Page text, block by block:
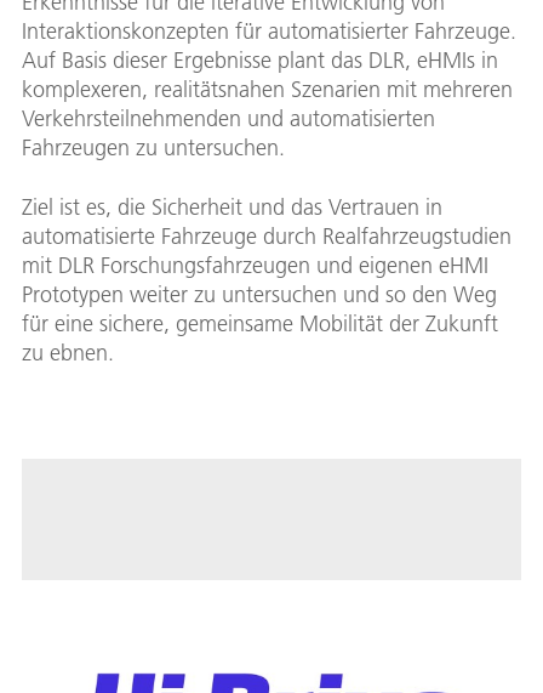
Interaktionskonzepten für automatisierter Fahrzeuge.
Auf Basis dieser Ergebnisse plant das DLR, eHMIs in
komplexeren, realitätsnahen Szenarien mit mehreren
Verkehrsteilnehmenden und automatisierten
Fahrzeugen zu untersuchen.
Ziel ist es, die Sicherheit und das Vertrauen in
automatisierte Fahrzeuge durch Realfahrzeugstudien
mit DLR Forschungsfahrzeugen und eigenen eHMI
Prototypen weiter zu untersuchen und so den Weg
für eine sichere, gemeinsame Mobilität der Zukunft
zu ebnen.